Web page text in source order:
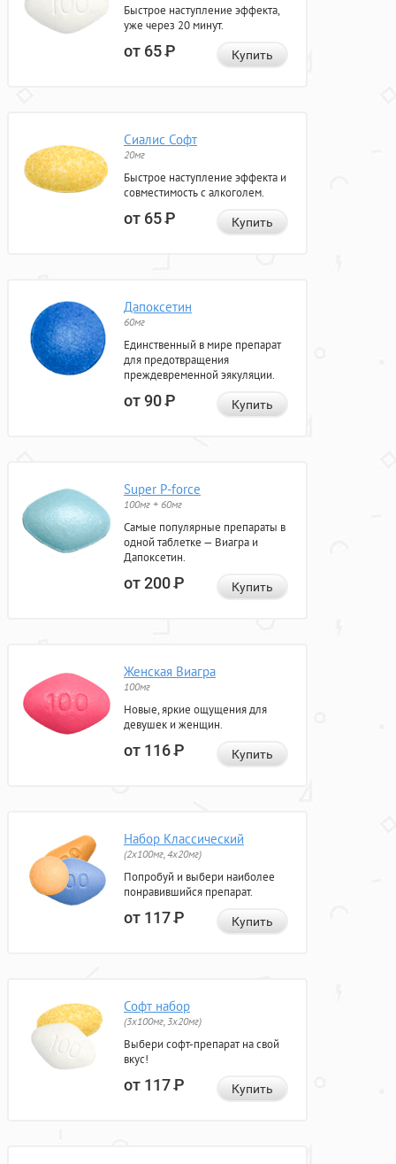
Быстрое наступление эффекта,
уже через 20 минут.
от 65Р Купить
Сиалис Софт
20мг
Быстрое наступление эффекта и
совместимость с алкоголем.
от 65Р Купить
Дапоксетин
60мг
Единственный в мире препарат
для предотвращения
преждевременной эякуляции.
от 90Р Купить
Super P-force
100мг + 60мг
Самые популярные препараты в
одной таблетке — Виагра и
Дапоксетин.
от 200Р Купить
Женская Виагра
100мг
Новые, яркие ощущения для
девушек и женщин.
от 116Р Купить
Набор Классический
(2x100мг, 4x20мг)
Попробуй и выбери наиболее
понравившийся препарат.
от 117Р Купить
Софт набор
(3x100мг, 3x20мг)
Выбери софт-препарат на свой
вкус!
от 117Р Купить